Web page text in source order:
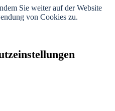
Sie weiter auf der Website
von Cookies zu.